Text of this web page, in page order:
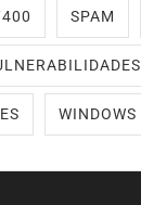
SPAM
WINDOWS